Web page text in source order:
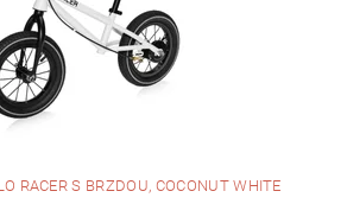
RACER S BRZDOU, COCONUT WHITE